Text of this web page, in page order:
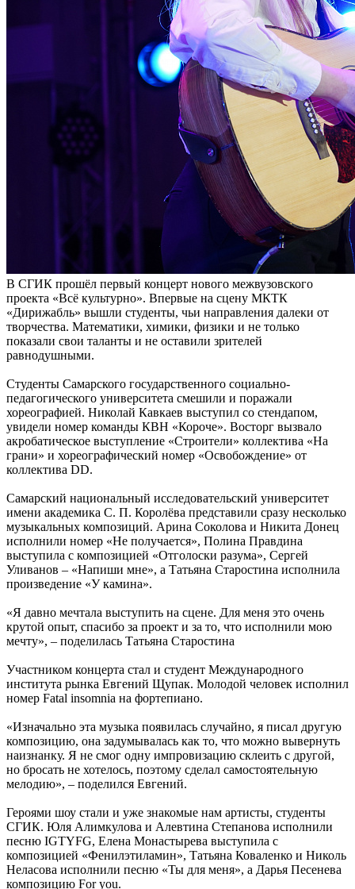
В СГИК прошёл первый концерт нового межвузовского
проекта «Всё культурно». Впервые на сцену МКТК
«Дирижабль» вышли студенты, чьи направления далеки от
творчества. Математики, химики, физики и не только
показали свои таланты и не оставили зрителей
равнодушными.
Студенты Самарского государственного социально-
педагогического университета смешили и поражали
хореографией. Николай Кавкаев выступил со стендапом,
увидели номер команды КВН «Короче». Восторг вызвало
акробатическое выступление «Строители» коллектива «На
грани» и хореографический номер «Освобождение» от
коллектива DD.
Самарский национальный исследовательский университет
имени академика С. П. Королёва представили сразу несколько
музыкальных композиций. Арина Соколова и Никита Донец
исполнили номер «Не получается», Полина Правдина
выступила с композицией «Отголоски разума», Сергей
Уливанов – «Напиши мне», а Татьяна Старостина исполнила
произведение «У камина».
«Я давно мечтала выступить на сцене. Для меня это очень
крутой опыт, спасибо за проект и за то, что исполнили мою
мечту», – поделилась Татьяна Старостина
Участником концерта стал и студент Международного
института рынка Евгений Щупак. Молодой человек исполнил
номер Fatal insomnia на фортепиано.
«Изначально эта музыка появилась случайно, я писал другую
композицию, она задумывалась как то, что можно вывернуть
наизнанку. Я не смог одну импровизацию склеить с другой,
но бросать не хотелось, поэтому сделал самостоятельную
мелодию», – поделился Евгений.
Героями шоу стали и уже знакомые нам артисты, студенты
СГИК. Юля Алимкулова и Алевтина Степанова исполнили
песню IGTYFG, Елена Монастырева выступила с
композицией «Фенилэтиламин», Татьяна Коваленко и Николь
Неласова исполнили песню «Ты для меня», а Дарья Песенева
композицию For you.